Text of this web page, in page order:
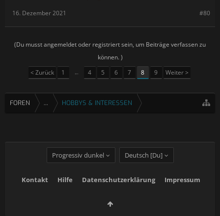
#80
16. Dezember 2021
(Du musst angemeldet oder registriert sein, um Beiträge verfassen zu
können. )
< Zurück
1 ← 4 5 6 7 8 9 Weiter >
FOREN ... HOBBYS & INTERESSEN
Progressiv dunkel Deutsch [Du]
Kontakt Hilfe Datenschutzerklärung Impressum